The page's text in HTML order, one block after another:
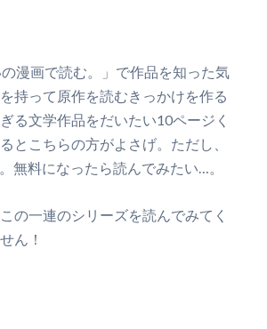
漫画で読む。」で作品を知った気
持って原作を読むきっかけを作る
る文学作品をだいたい10ページく
とこちらの方がよさげ。ただし、
無料になったら読んでみたい…。
の一連のシリーズを読んでみてく
ん！